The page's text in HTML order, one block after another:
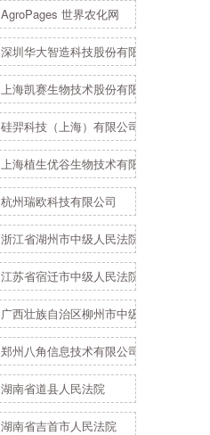
AgroPages 世界农化网
深圳华大智造科技股份有限公司
上海凯赛生物技术股份有限公司
硅羿科技（上海）有限公司
上海植生优谷生物技术有限公司
杭州瑞欧科技有限公司
浙江省湖州市中级人民法院
江苏省宿迁市中级人民法院
广西壮族自治区柳州市中级人民法院
郑州八角信息技术有限公司
湖南省道县人民法院
湖南省吉首市人民法院